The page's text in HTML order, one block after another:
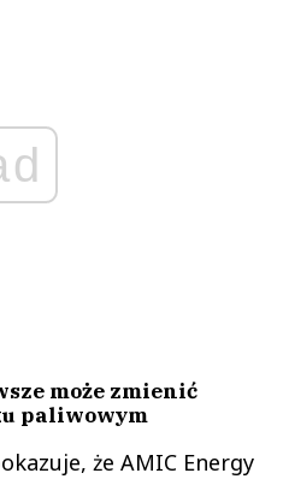
może zmienić
paliwowym
że AMIC Energy